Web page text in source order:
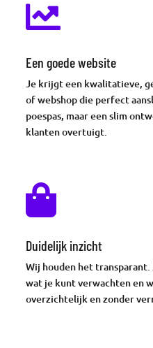

Een goede website
Je krijgt een kwalitatieve,
of webshop die perfect
poespas, maar een slim
klanten overtuigt.

Duidelijk inzicht
Wij houden het
wat je kunt verwachten en
overzichtelijk en zonder